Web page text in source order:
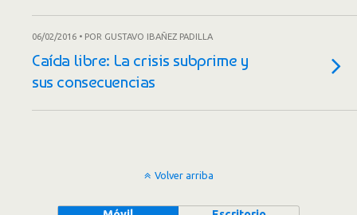
06/02/2016 • POR GUSTAVO IBAÑEZ PADILLA
Caída libre: La crisis subprime y
sus consecuencias
Volver arriba